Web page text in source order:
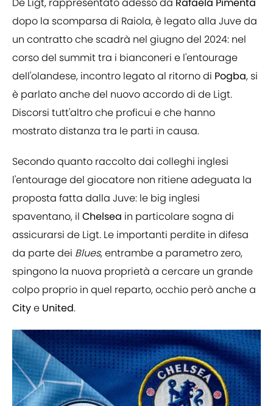
dopo la scomparsa di Raiola, è legato alla Juve da
un contratto che scadrà nel giugno del 2024: nel
corso del summit tra i bianconeri e l'entourage
dell'olandese, incontro legato al ritorno di Pogba, si
è parlato anche del nuovo accordo di de Ligt.
Discorsi tutt'altro che proficui e che hanno
mostrato distanza tra le parti in causa.
Secondo quanto raccolto dai colleghi inglesi
l'entourage del giocatore non ritiene adeguata la
proposta fatta dalla Juve: le big inglesi
spaventano, il Chelsea in particolare sogna di
assicurarsi de Ligt. Le importanti perdite in difesa
da parte dei Blues, entrambe a parametro zero,
spingono la nuova proprietà a cercare un grande
colpo proprio in quel reparto, occhio però anche a
Citye United.